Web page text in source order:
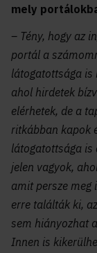
mely
– Tény, hogy az
portál a
látogatottsága is
ahol hirdetek
elérhetek, de a
ritkábban kapok
látogatottsága is
jelen vagyok,
amit persze meg
erre találták ki,
sem hiányozhat
Innen is